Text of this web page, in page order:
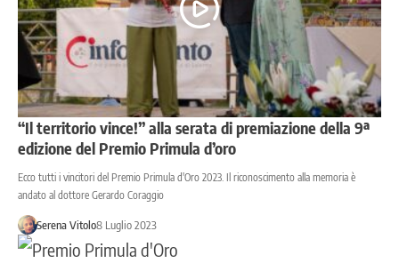
“Il territorio vince!” alla serata di premiazione della 9ª
edizione del Premio Primula d’oro
Ecco tutti i vincitori del Premio Primula d'Oro 2023. Il riconoscimento alla memoria è
andato al dottore Gerardo Coraggio
Serena Vitolo8 Luglio 2023